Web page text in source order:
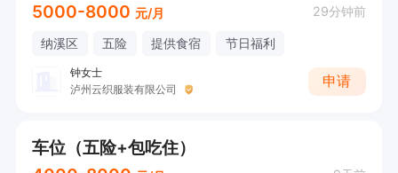
5000-8000 元/月 29分钟前
纳溪区 五险 提供食宿 节日福利
钟女士
泸州云织服装有限公司
申请
车位（五险+包吃住）